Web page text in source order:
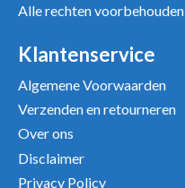
Alle rechten voorbehouden
Klantenservice
Algemene Voorwaarden
Verzenden en retourneren
Over ons
Disclaimer
Privacy Policy